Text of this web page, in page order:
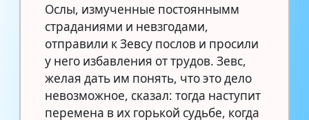
Ослы, измученные постояннымм
страданиями и невзгодами,
отправили к Зевсу послов и просили
у него избавления от трудов. Зевс,
желая дать им понять, что это дело
невозможное, сказал: тогда наступит
перемена в их горькой судьбе, когда